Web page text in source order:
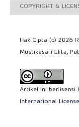
COPYRIGHT &
Hak Cipta (c) 2026
Mustikasari Elita,
Artikel ini berlisensi
International License